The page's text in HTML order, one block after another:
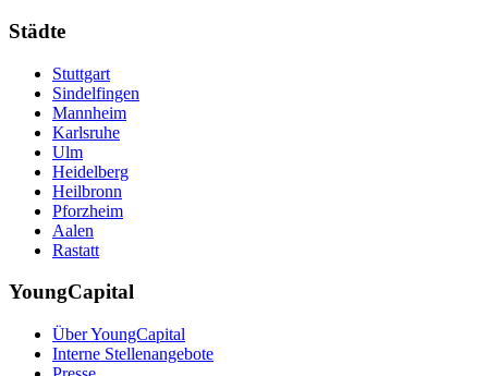
Städte
Stuttgart
Sindelfingen
Mannheim
Karlsruhe
Ulm
Heidelberg
Heilbronn
Pforzheim
Aalen
Rastatt
YoungCapital
Über YoungCapital
Interne Stellenangebote